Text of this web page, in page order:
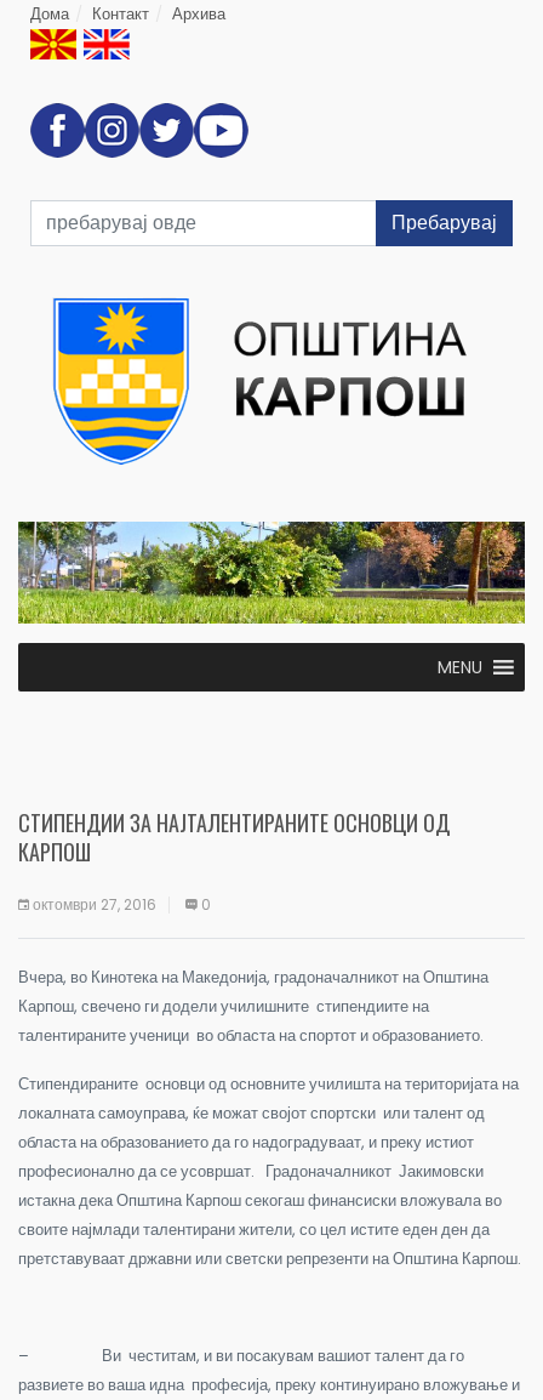
Дома Контакт Архива
Пребарувај
MENU
СТИПЕНДИИ ЗА НАЈТАЛЕНТИРАНИТЕ ОСНОВЦИ ОД
КАРПОШ
октомври 27, 2016 0
Вчера, во Кинотека на Македонија, градоначалникот на Општина
Карпош, свечено ги додели училишните стипендиите на
талентираните ученици во областа на спортот и образованието.
Стипендираните основци од основните училишта на територијата на
локалната самоуправа, ќе можат својот спортски или талент од
областа на образованието да го надоградуваат, и преку истиот
професионално да се усовршат. Градоначалникот Јакимовски
истакна дека Општина Карпош секогаш финансиски вложувала во
своите најмлади талентирани жители, со цел истите еден ден да
претставуваат државни или светски репрезенти на Општина Карпош.
– Ви честитам, и ви посакувам вашиот талент да го
развиете во ваша идна професија, преку континуирано вложување и